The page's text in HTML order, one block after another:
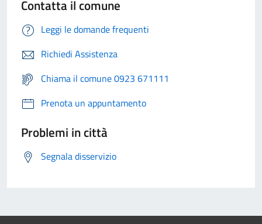
Contatta il comune
Leggi le domande frequenti
Richiedi Assistenza
Chiama il comune 0923 671111
Prenota un appuntamento
Problemi in città
Segnala disservizio